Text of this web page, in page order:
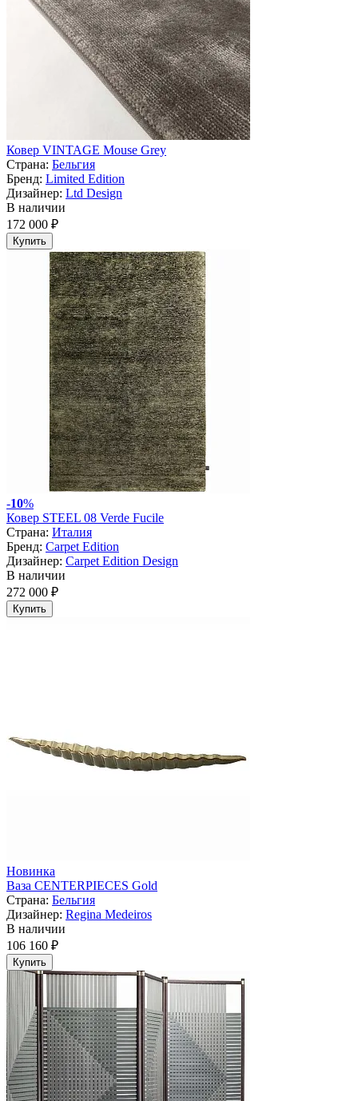
Ковер VINTAGE Mouse Grey
Страна: Бельгия
Бренд: Limited Edition
Дизайнер: Ltd Design
В наличии
172 000 ₽
Купить
-10%
Ковер STEEL 08 Verde Fucile
Страна: Италия
Бренд: Carpet Edition
Дизайнер: Carpet Edition Design
В наличии
272 000 ₽
Купить
Новинка
Ваза CENTERPIECES Gold
Страна: Бельгия
Дизайнер: Regina Medeiros
В наличии
106 160 ₽
Купить